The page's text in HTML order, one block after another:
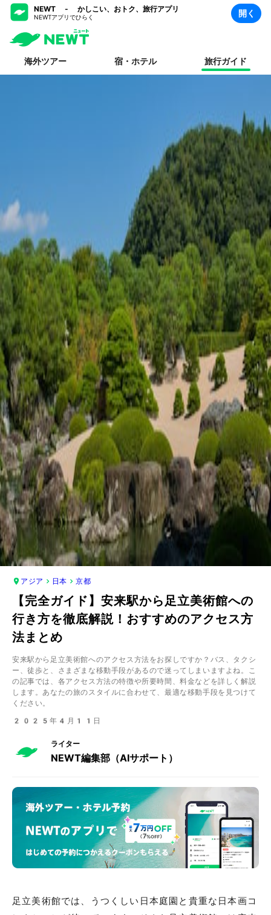
NEWT - かしこい、おトク、旅行アプリ
NEWTアプリでひらく 開く
海外ツアー 宿・ホテル 旅行ガイド
アジア 日本 京都
【完全ガイド】安来駅から足立美術館への
行き方を徹底解説！おすすめのアクセス方
法まとめ
安来駅から足立美術館へのアクセス方法をお探しですか？バス、タクシ
ー、徒歩と、さまざまな移動手段があるので迷ってしまいますよね。こ
の記事では、各アクセス方法の特徴や所要時間、料金などを詳しく解説
します。あなたの旅のスタイルに合わせて、最適な移動手段を見つけて
ください。
2025年4月11日
ライター
NEWT編集部（AIサポート）
足立美術館では、うつくしい日本庭園と貴重な日本画コ